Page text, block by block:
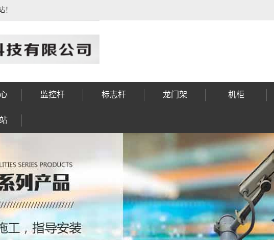
！
杆
杆
统
系统
别系
统
统
统
统
统
统
统
统
统
统
监控杆 标志杆 龙门架 机柜